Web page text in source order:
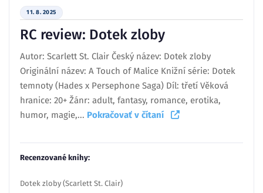
11. 8. 2025
RC review: Dotek zloby
Autor: Scarlett St. Clair Český název: Dotek zloby
Originální název: A Touch of Malice Knižní série: Dotek
temnoty (Hades x Persephone Saga) Díl: třetí Věková
hranice: 20+ Žánr: adult, fantasy, romance, erotika,
humor, magie,... Pokračovať v čítaní
Recenzované knihy:
Dotek zloby (Scarlett St. Clair)